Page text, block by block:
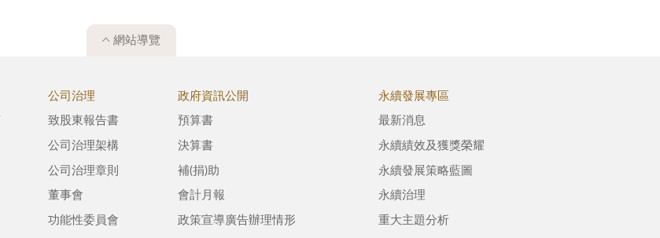
網站導覽
公司治理
致股東報告書
公司治理架構
公司治理章則
董事會
功能性委員會
政府資訊公開
預算書
決算書
補(捐)助
會計月報
政策宣導廣告辦理情形
永續發展專區
最新消息
永續績效及獲獎榮耀
永續發展策略藍圖
永續治理
重大主題分析